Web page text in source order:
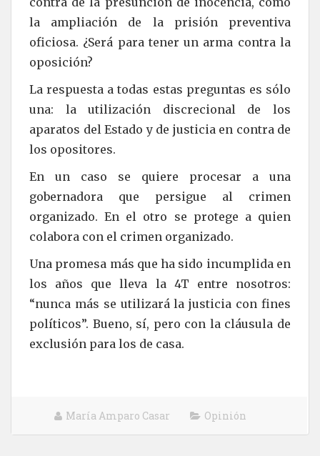
la ampliación de la prisión preventiva
oficiosa. ¿Será para tener un arma contra la
oposición?
La respuesta a todas estas preguntas es sólo
una: la utilización discrecional de los
aparatos del Estado y de justicia en contra de
los opositores.
En un caso se quiere procesar a una
gobernadora que persigue al crimen
organizado. En el otro se protege a quien
colabora con el crimen organizado.
Una promesa más que ha sido incumplida en
los años que lleva la 4T entre nosotros:
“nunca más se utilizará la justicia con fines
políticos”. Bueno, sí, pero con la cláusula de
exclusión para los de casa.
María Amparo Casar Opinión